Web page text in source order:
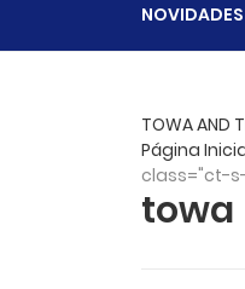
NOVIDADES
TOWA AND
Página
class="ct-
towa